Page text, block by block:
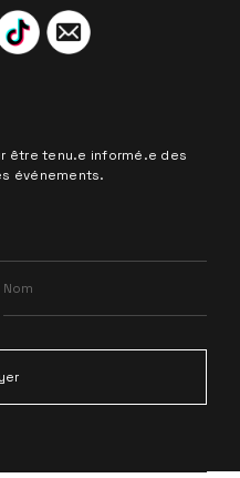
être tenu.e informé.e des
événements.